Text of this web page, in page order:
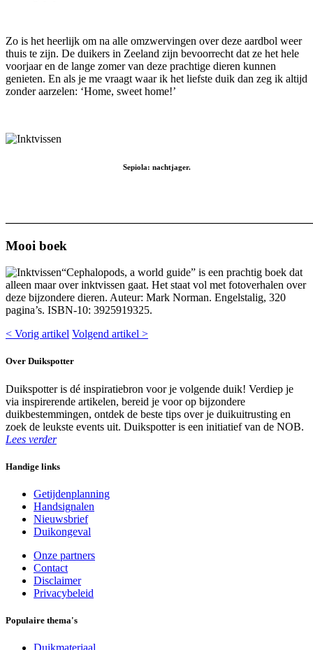
Zo is het heerlijk om na alle omzwervingen over deze aardbol weer
thuis te zijn. De duikers in Zeeland zijn bevoorrecht dat ze het hele
voorjaar en de lange zomer van deze prachtige dieren kunnen
genieten. En als je me vraagt waar ik het liefste duik dan zeg ik altijd
zonder aarzelen: ‘Home, sweet home!’
Sepiola: nachtjager.
Mooi boek
“Cephalopods, a world guide” is een prachtig boek dat
alleen maar over inktvissen gaat. Het staat vol met fotoverhalen over
deze bijzondere dieren. Auteur: Mark Norman. Engelstalig, 320
pagina’s. ISBN-10: 3925919325.
< Vorig artikel Volgend artikel >
Over Duikspotter
Duikspotter is dé inspiratiebron voor je volgende duik! Verdiep je
via inspirerende artikelen, bereid je voor op bijzondere
duikbestemmingen, ontdek de beste tips over je duikuitrusting en
zoek de leukste events uit. Duikspotter is een initiatief van de NOB.
Lees verder
Handige links
Getijdenplanning
Handsignalen
Nieuwsbrief
Duikongeval
Onze partners
Contact
Disclaimer
Privacybeleid
Populaire thema's